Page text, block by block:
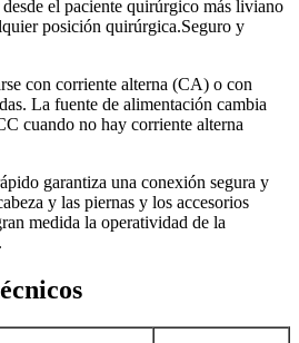
el paciente quirúrgico más liviano
posición quirúrgica.Seguro y
con corriente alterna (CA) o con
La fuente de alimentación cambia
cuando no hay corriente alterna
garantiza una conexión segura y
y las piernas y los accesorios
medida la operatividad de la